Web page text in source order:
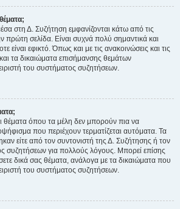
στη Δ. Συζήτηση εμφανίζονται κάτω από τις
πρώτη σελίδα. Είναι συχνά πολύ σημαντικά και
είναι εφικτό. Όπως και με τις ανακοινώσεις και τις
και τα δικαιώματα επισήμανσης θεμάτων
του συστήματος συζητήσεων.
θέματα όπου τα μέλη δεν μπορούν πια να
που περιέχουν τερματίζεται αυτόματα. Τα
είτε από τον συντονιστή της Δ. Συζήτησης ή τον
συζητήσεων για πολλούς λόγους. Μπορεί επίσης
δικά σας θέματα, ανάλογα με τα δικαιώματα που
του συστήματος συζητήσεων.